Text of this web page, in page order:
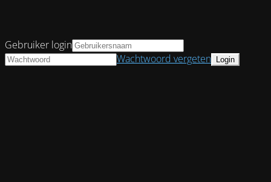
Gebruiker login
Wachtwoord vergeten